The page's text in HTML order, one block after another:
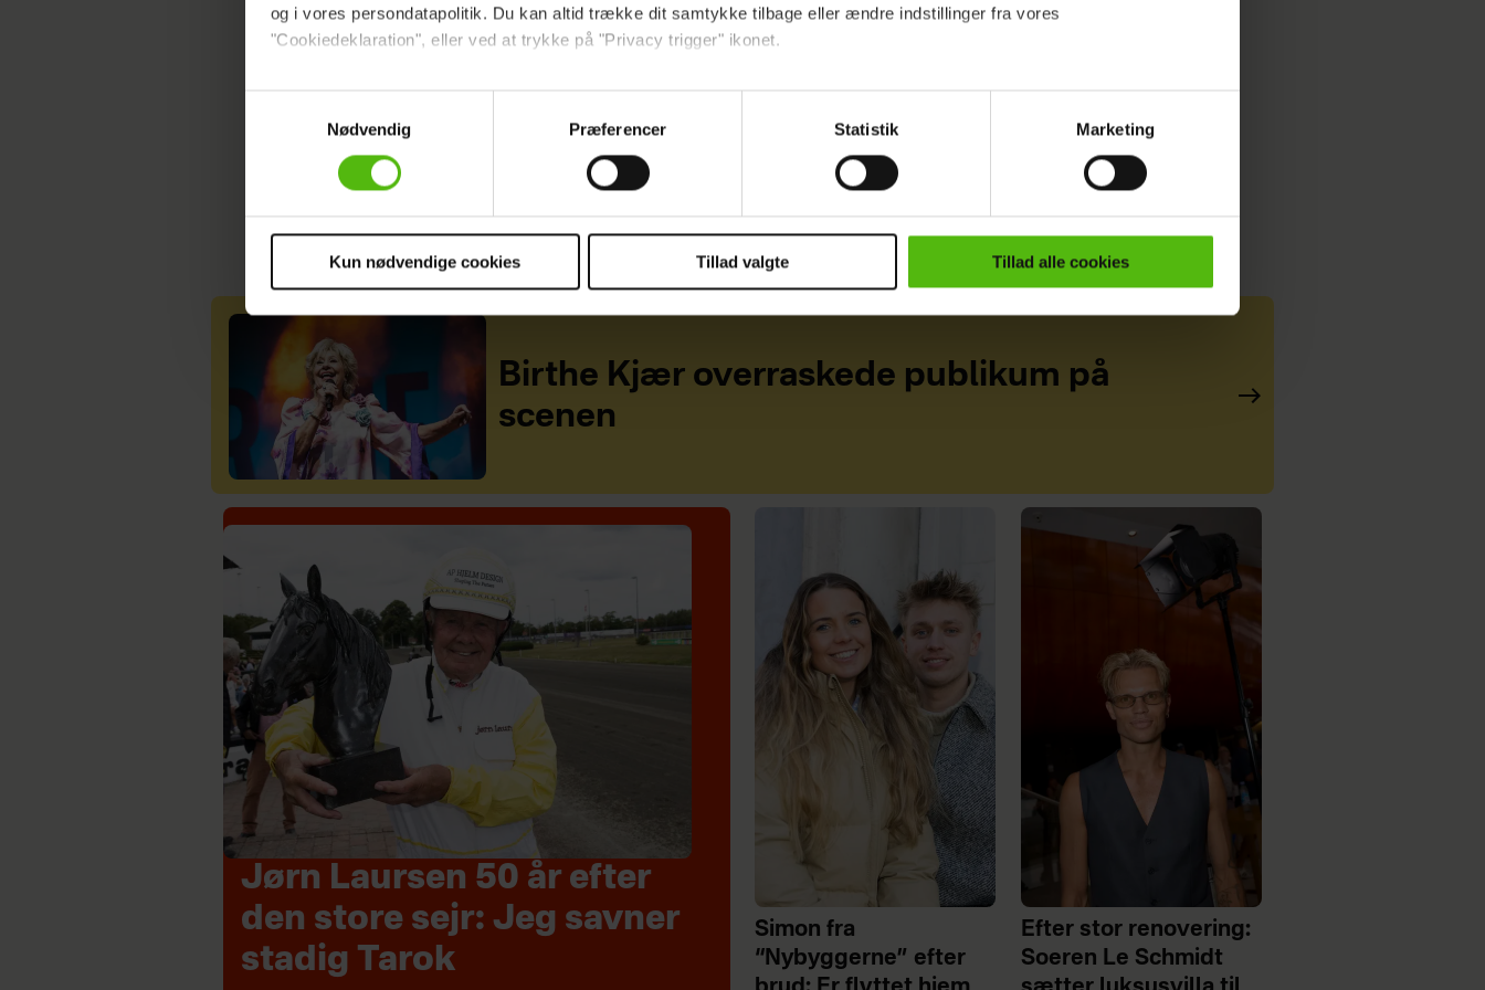
og i vores persondatapolitik. Du kan altid trække dit samtykke tilbage eller ændre indstillinger fra vores
"Cookiedeklaration", eller ved at trykke på "Privacy trigger" ikonet.
Dine valg anvendes på hele websitet.
Vi ønsker dit samtykke til at indsamle og bruge data for at kunne levere og finansiere relevant journalistisk indhold til dig.
Vi anvender egne cookies og cookies fra tredjeparter til at at optimere dit besøg på vores hjemmeside. Vi indsamler data
sociale medier.
cookies, samarbejdspartnere og behandling af dine personoplysninger i forbindelse hermed i både
voresprivatlivspolitik cookiepolitik
Nødvendig
Præferencer Statistik Marketing
Kun nødvendige cookies Tillad valgte Tillad alle cookies
Birthe Kjær overraskede publikum på
scenen
Jørn Laursen 50 år efter
den store sejr: Jeg savner
stadig Tarok
Simon fra
“Nybyggerne” efter
Efter stor renovering:
Soeren Le Schmidt